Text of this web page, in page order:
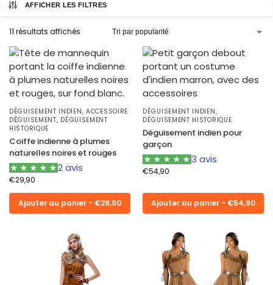
AFFICHER LES FILTRES
11 résultats affichés
DÉGUISEMENT INDIEN,ACCESSOIRE
DÉGUISEMENT, DÉGUISEMENT
HISTORIQUE
Coiffe indienne à plumes
naturelles noires et rouges
2 avis
€29,90
Ajouter au panier - €29,90
DÉGUISEMENT INDIEN,
DÉGUISEMENT HISTORIQUE
Déguisement indien pour
garçon
3 avis
€54,90
Ajouter au panier - €54,90